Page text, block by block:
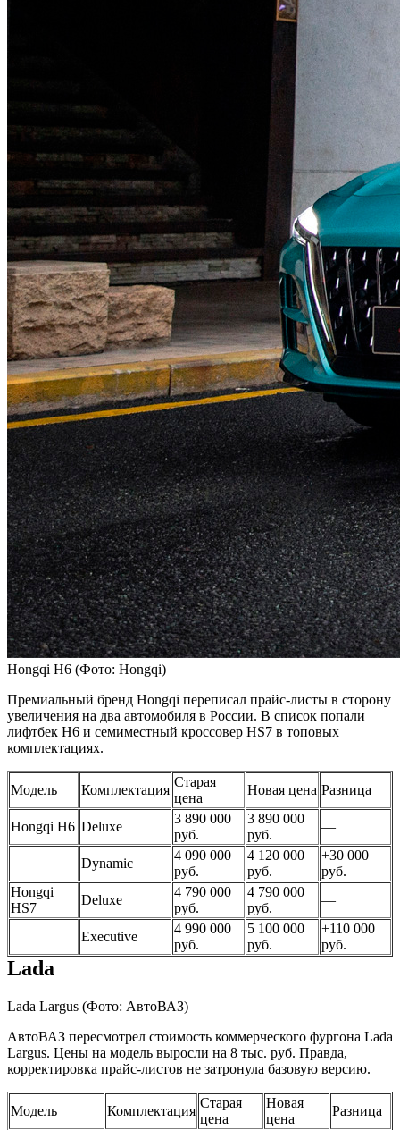
Hongqi H6 (Фото: Hongqi)
Премиальный бренд Hongqi переписал прайс-листы в сторону
увеличения на два автомобиля в России. В список попали
лифтбек H6 и семиместный кроссовер HS7 в топовых
комплектациях.
Модель Комплектация
Старая
цена
Новая цена Разница
Hongqi H6 Deluxe
3 890 000
руб.
3 890 000
руб.
—
Dynamic
4 090 000
руб.
4 120 000
руб.
+30 000
руб.
Hongqi
HS7
Deluxe
4 790 000
руб.
4 790 000
руб.
—
Executive
4 990 000
руб.
5 100 000
руб.
+110 000
руб.
Lada
Lada Largus (Фото: АвтоВАЗ)
АвтоВАЗ пересмотрел стоимость коммерческого фургона Lada
Largus. Цены на модель выросли на 8 тыс. руб. Правда,
корректировка прайс-листов не затронула базовую версию.
Модель Комплектация
Старая
цена
Новая
цена
Разница